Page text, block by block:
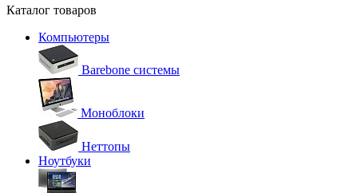
Каталог товаров
Компьютеры
Barebone системы
Моноблоки
Неттопы
Ноутбуки